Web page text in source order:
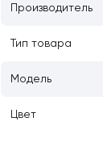
Производитель
Тип товара
Модель
Цвет